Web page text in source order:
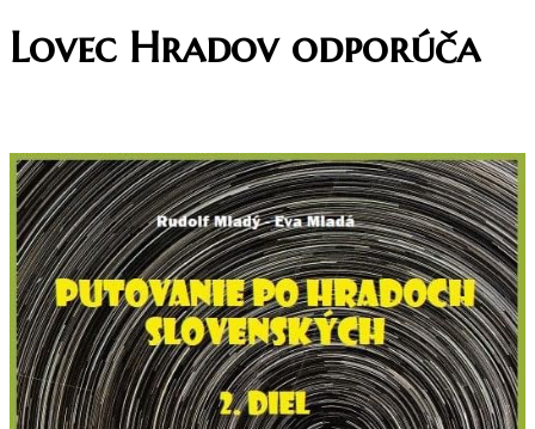
Lovec Hradov odporúča